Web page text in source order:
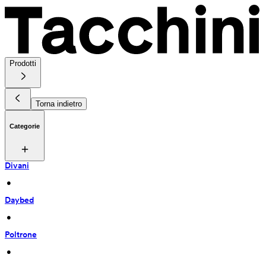
Prodotti
Torna indietro
Categorie
Divani
•
Daybed
•
Poltrone
•